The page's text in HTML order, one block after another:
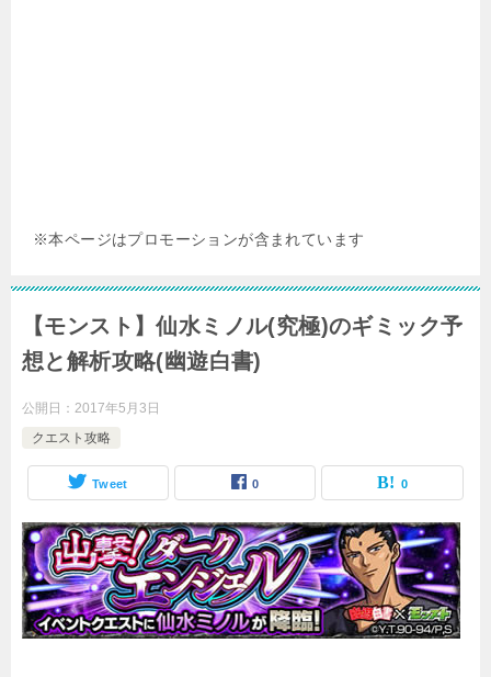
※本ページはプロモーションが含まれています
【モンスト】仙水ミノル(究極)のギミック予
想と解析攻略(幽遊白書)
公開日： 2017年5月3日
クエスト攻略
Tweet 0 0